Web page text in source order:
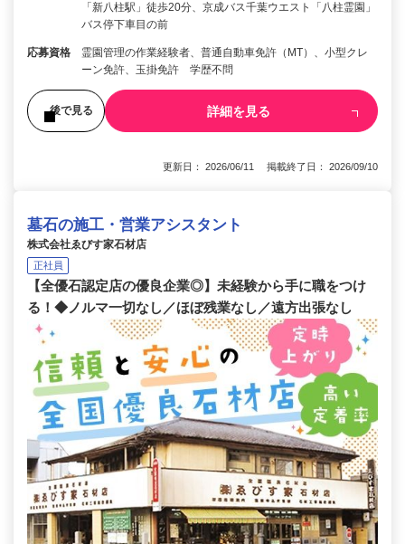
「新八柱駅」徒歩20分、京成バス千葉ウエスト「八柱霊園」
バス停下車目の前
応募資格
霊園管理の作業経験者、普通自動車免許（MT）、小型クレ
ーン免許、玉掛免許 学歴不問
後で見る 詳細を見る
更新日： 2026/06/11 掲載終了日： 2026/09/10
墓石の施工・営業アシスタント
株式会社ゑびす家石材店
正社員
【全優石認定店の優良企業◎】未経験から手に職をつけ
る！◆ノルマ一切なし／ほぼ残業なし／遠方出張なし